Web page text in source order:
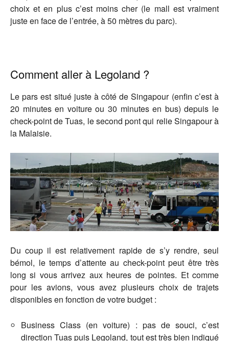
choix et en plus c’est moins cher (le mall est vraiment
juste en face de l’entrée, à 50 mètres du parc).
Comment aller à Legoland ?
Le pars est situé juste à côté de Singapour (enfin c’est à
20 minutes en voiture ou 30 minutes en bus) depuis le
check-point de Tuas, le second pont qui relie Singapour à
la Malaisie.
Du coup il est relativement rapide de s’y rendre, seul
bémol, le temps d’attente au check-point peut être très
long si vous arrivez aux heures de pointes. Et comme
pour les avions, vous avez plusieurs choix de trajets
disponibles en fonction de votre budget :
Business Class (en voiture) : pas de souci, c’est
direction Tuas puis Legoland, tout est très bien indiqué